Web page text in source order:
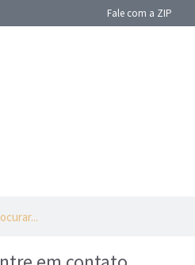
Fale com a ZIP